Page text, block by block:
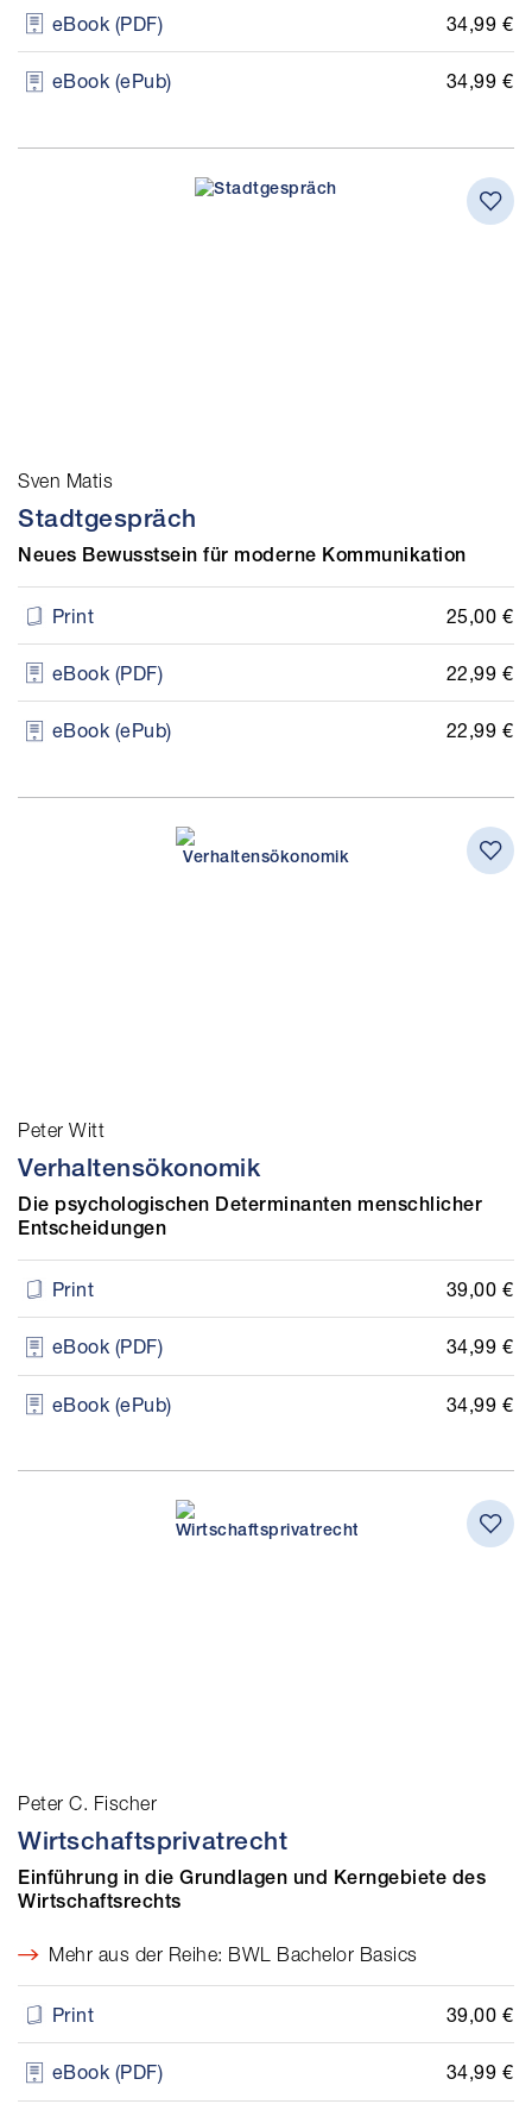
eBook (PDF) 34,99 €
eBook (ePub) 34,99 €
Sven Matis
Stadtgespräch
Neues Bewusstsein für moderne Kommunikation
Print 25,00 €
eBook (PDF) 22,99 €
eBook (ePub) 22,99 €
Peter Witt
Verhaltensökonomik
Die psychologischen Determinanten menschlicher
Entscheidungen
Print 39,00 €
eBook (PDF) 34,99 €
eBook (ePub) 34,99 €
Peter C. Fischer
Wirtschaftsprivatrecht
Einführung in die Grundlagen und Kerngebiete des
Wirtschaftsrechts
Mehr aus der Reihe: BWL Bachelor Basics
Print 39,00 €
eBook (PDF) 34,99 €